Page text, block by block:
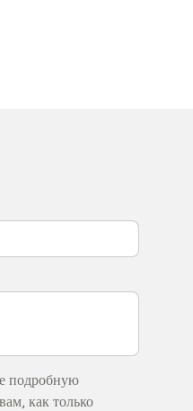
подробную
как только